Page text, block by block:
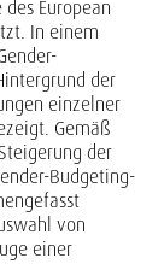
European
In einem
der
einzelner
Gemäß
der
Budgeting-
von
einer